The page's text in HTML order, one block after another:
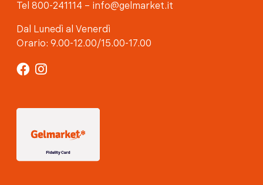
Tel 800-241114 – info@gelmarket.it
Dal Lunedì al Venerdì
Orario: 9.00-12.00/15.00-17.00